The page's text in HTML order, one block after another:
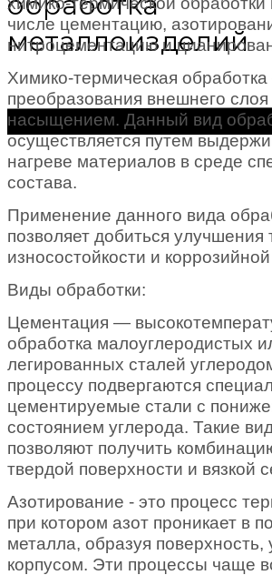
металлоизделий
числе цементацию,
нитроцементацию и
Химико-термическая
преобразования внешнего
насыщением. Данный вид
осуществляется путем
нагреве материалов в среде
состава.
Применение данного вида
позволяет добиться улучшения
износостойкости и
Виды обработки:
Цементация —
обработка малоуглеродистых
легированных сталей
процессу подвергаются
цементируемые стали с
состоянием углерода. Такие
позволяют получить
твердой поверхности и вязкой
Азотирование - это процесс
при котором азот проникает в
металла, образуя
корпусом. Эти процессы чаще